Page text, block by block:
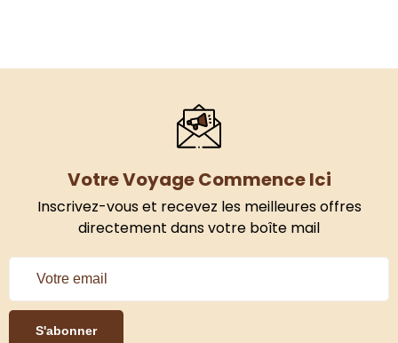
Votre Voyage Commence Ici
Inscrivez-vous et recevez les meilleures offres
directement dans votre boîte mail
S'abonner